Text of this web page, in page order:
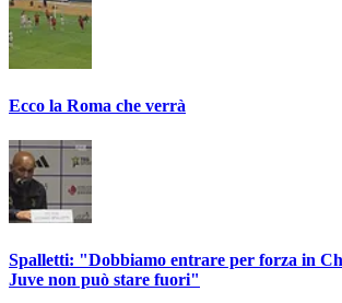
Ecco la Roma che verrà
Spalletti: "Dobbiamo entrare per forza in
Juve non può stare fuori"